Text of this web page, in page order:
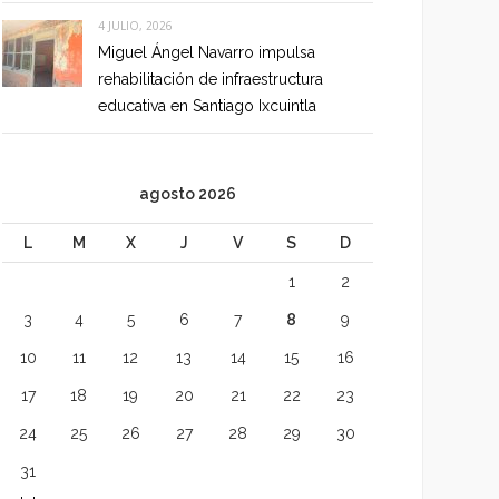
4 JULIO, 2026
Miguel Ángel Navarro impulsa
rehabilitación de infraestructura
educativa en Santiago Ixcuintla
agosto 2026
L M X J V S D
1 2
3 4 5 6 7 8 9
10 11 12 13 14 15 16
17 18 19 20 21 22 23
24 25 26 27 28 29 30
31